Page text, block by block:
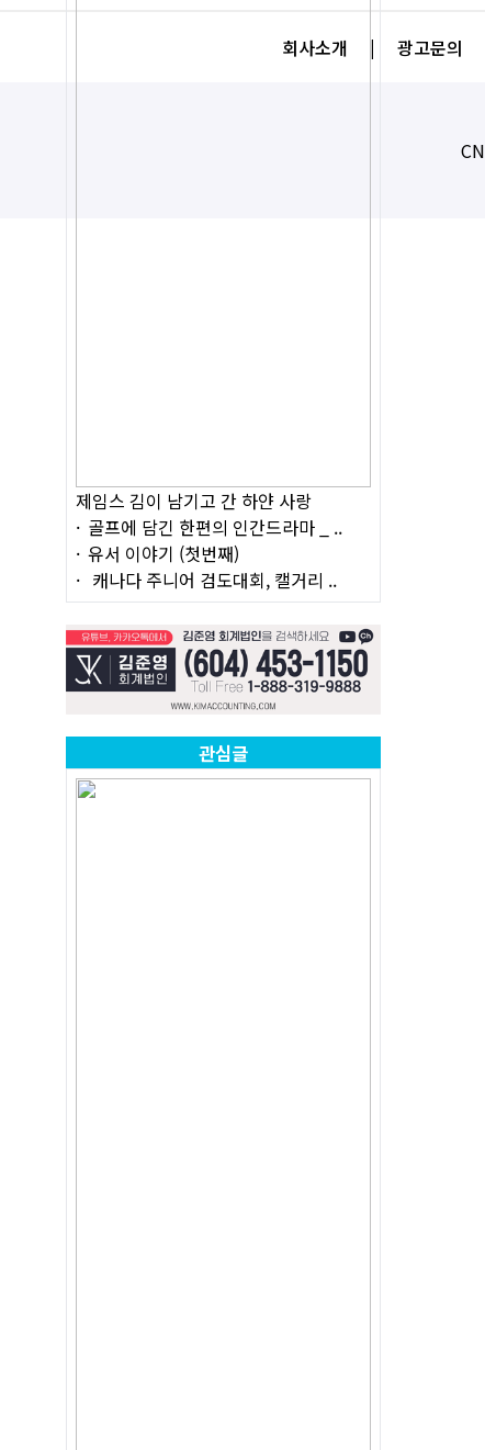
제임스 김이 남기고 간 하얀 사랑
골프에 담긴 한편의 인간드라마 _ ..
유서 이야기 (첫번째)
캐나다 주니어 검도대회, 캘거리 ..
관심글
회사소개 | 광고문의